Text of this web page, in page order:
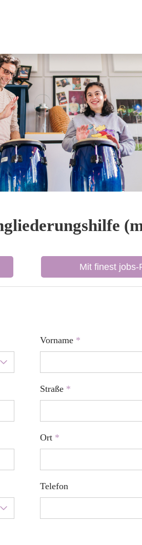
Mit finest jobs-
Vorname *
Straße *
Ort *
Telefon